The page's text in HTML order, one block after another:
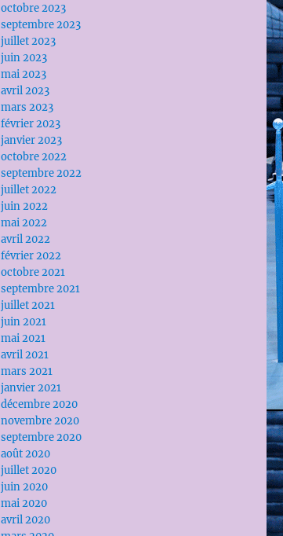
octobre 2023
septembre 2023
juillet 2023
juin 2023
mai 2023
avril 2023
mars 2023
février 2023
janvier 2023
octobre 2022
septembre 2022
juillet 2022
juin 2022
mai 2022
avril 2022
février 2022
octobre 2021
septembre 2021
juillet 2021
juin 2021
mai 2021
avril 2021
mars 2021
janvier 2021
décembre 2020
novembre 2020
septembre 2020
août 2020
juillet 2020
juin 2020
mai 2020
avril 2020